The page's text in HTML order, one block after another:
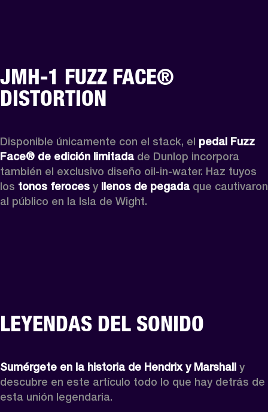
JMH-1 FUZZ FACE®
DISTORTION
Disponible únicamente con el stack, el pedal Fuzz
Face® de edición limitada de Dunlop incorpora
también el exclusivo diseño oil-in-water. Haz tuyos
los tonos feroces y llenos de pegada que cautivaron
al público en la Isla de Wight.
LEYENDAS DEL SONIDO
Sumérgete en la historia de Hendrix y Marshall y
descubre en este artículo todo lo que hay detrás de
esta unión legendaria.